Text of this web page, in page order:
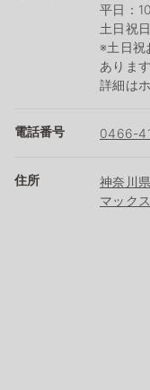
平日：
土日祝
※土日祝
ありま
詳細は
電話番号 0466-
住所
神奈川
マック